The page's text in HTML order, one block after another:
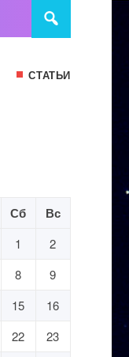
СТАТЬИ
Сб Вс
1
2
8
9
15
16
22
23